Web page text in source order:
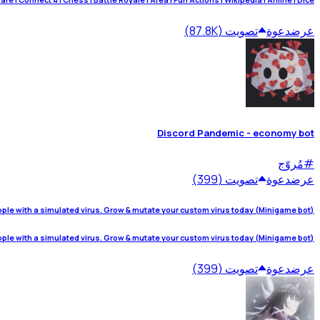
عرضدعوة تصويت (87.8K)
Discord Pandemic - economy bot
#مُروّج
عرضدعوة تصويت (399)
(Minigame bot) Infect other people with a simulated virus. Grow & mutate your custom virus today
(Minigame bot) Infect other people with a simulated virus. Grow & mutate your custom virus today
عرضدعوة تصويت (399)